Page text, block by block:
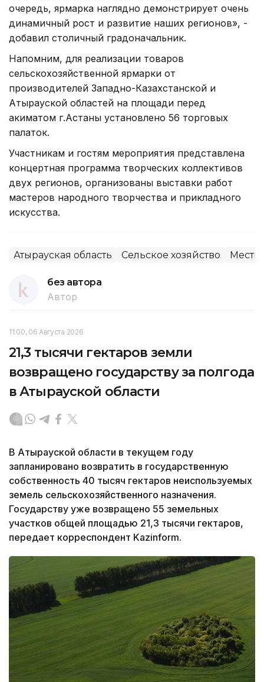
очередь, ярмарка наглядно демонстрирует очень
динамичный рост и развитие наших регионов», -
добавил столичный градоначальник.
Напомним, для реализации товаров
сельскохозяйственной ярмарки от
производителей Западно-Казахстанской и
Атырауской областей на площади перед
акиматом г.Астаны установлено 56 торговых
палаток.
Участникам и гостям мероприятия представлена
концертная программа творческих коллективов
двух регионов, организованы выставки работ
мастеров народного творчества и прикладного
искусства.
Атырауская область Сельское хозяйство
без автора
Автор
11:00, 06 Августа 2026
21,3 тысячи гектаров земли
возвращено государству за полгода
в Атырауской области
В Атырауской области в текущем году
запланировано возвратить в государственную
собственность 40 тысяч гектаров неиспользуемых
земель сельскохозяйственного назначения.
Государству уже возвращено 55 земельных
участков общей площадью 21,3 тысячи гектаров,
передает корреспондент Kazinform.